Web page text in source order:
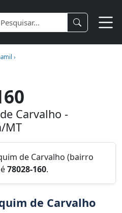
›
Carvalho -
MT
de Carvalho (bairro
78028-160.
de Carvalho